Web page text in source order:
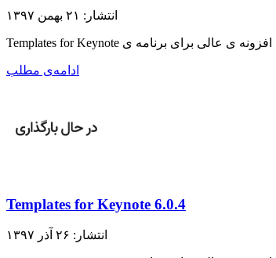
انتشار: ۲۱ بهمن ۱۳۹۷
ادامه‌ی مطلب
Templates for Keynote 6.0.4
انتشار: ۲۶ آذر ۱۳۹۷